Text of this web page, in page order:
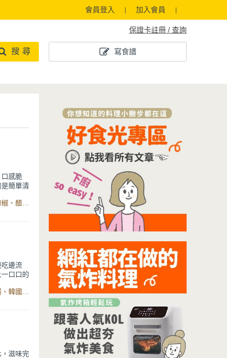
會員登入 加入會員
保證卡註冊 / 查詢
寫食譜
搜 尋
感脆
簡單清
邊流
口口的
擇【濃
滋味完